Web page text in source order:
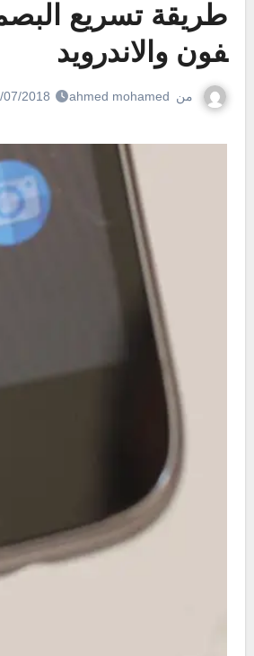
طريقة تسريع
فون والاندرويد
من ahmed mohamed
07/2018